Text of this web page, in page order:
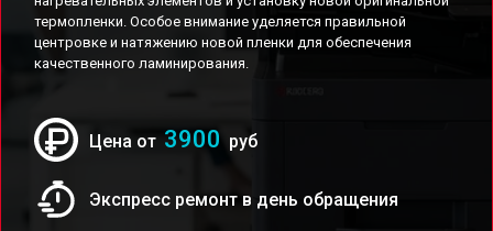
термопленки. Особое внимание уделяется правильной
центровке и натяжению новой пленки для обеспечения
качественного ламинирования.
Цена от 3900 руб
Экспресс ремонт в день обращения